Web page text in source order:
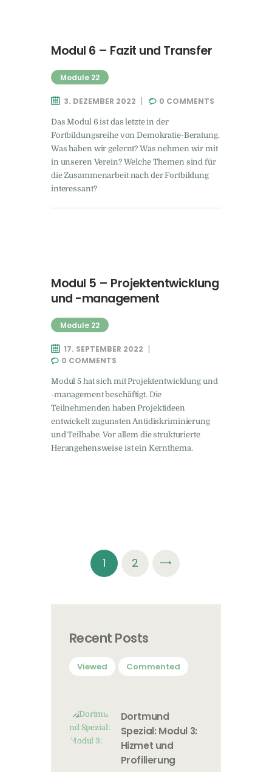
Modul 6 – Fazit und Transfer
Module 22
3. DEZEMBER 2022 0 COMMENTS
Das Modul 6 ist das letzte in der
Fortbildungsreihe von Demokratie-Beratung.
Was haben wir gelernt? Was nehmen wir mit
in unseren Verein? Welche Themen sind für
die Zusammenarbeit nach der Fortbildung
interessant?
Modul 5 – Projektentwicklung
und -management
Module 22
17. SEPTEMBER 2022
0 COMMENTS
Modul 5 hat sich mit Projektentwicklung und
-management beschäftigt. Die
Teilnehmenden haben Projektideen
entwickelt zugunsten Antidiskriminierung
und Teilhabe. Vor allem die strukturierte
Herangehensweise ist ein Kernthema.
Beiträge
PAGE
1 PAGE
2
>
Recent Posts
Viewed Commented
Dortmund
Spezial: Modul 3:
Hizmet und
Profilierung